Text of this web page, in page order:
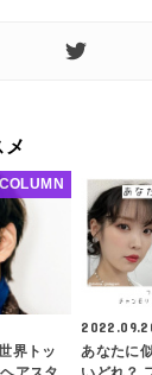
メ
界トッ
COLUMN
あなたに